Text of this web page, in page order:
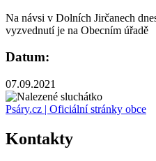
Na návsi v Dolních Jirčanech
vyzvednutí je na Obecním úřadě
Datum:
07.09.2021
Psáry.cz | Oficiální stránky obce
Kontakty